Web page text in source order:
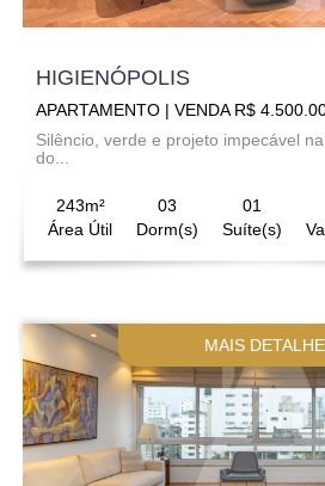
HIGIENÓPOLIS
APARTAMENTO | VENDA R$
Silêncio, verde e projeto impecável
do...
243m²
Área Útil
03
Dorm(s)
01
Suíte(s)
MAIS